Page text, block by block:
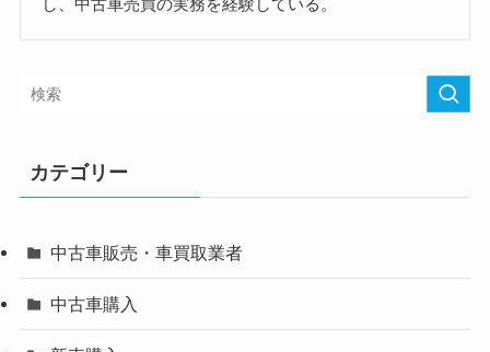
し、中古車売買の実務を経験している。
カテゴリー
中古車販売・車買取業者
中古車購入